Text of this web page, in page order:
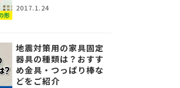
2017.1.24
地震対策用の家具固定
器具の種類は？おすす
め金具・つっぱり棒な
どをご紹介